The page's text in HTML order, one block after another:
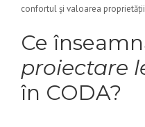
confortul și valoarea
Ce
proiectare
în CODA?